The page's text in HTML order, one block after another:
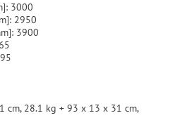
3000
2950
3900
cm, 28.1 kg + 93 x 13 x 31 cm,